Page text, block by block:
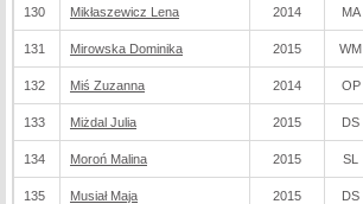
130 Mikłaszewicz Lena 2014 MA
131 Mirowska Dominika 2015 WM
132 Miś Zuzanna 2014 OP
133 Miżdal Julia 2015 DS
134 Moroń Malina 2015 SL
135 Musiał Maja 2015 DS